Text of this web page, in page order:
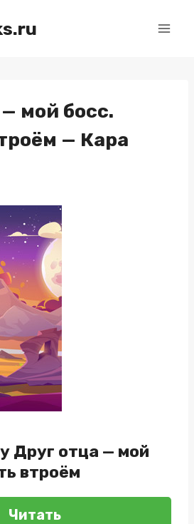
мой босс.
— Кара
Друг отца — мой
втроём
Читать